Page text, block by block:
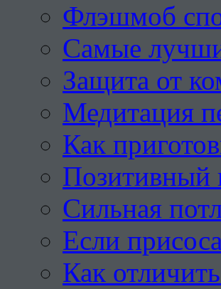
Флэшмоб
Самые
Защита от
Медитация
Как
Позитивный
Сильная
Если
Как